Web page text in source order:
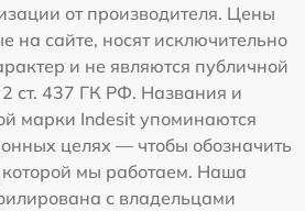
от производителя. Цены
на сайте, носят исключительно
и не являются публичной
ст. 437 ГК РФ. Названия и
марки Indesit упоминаются
целях — чтобы обозначить
которой мы работаем. Наша
с владельцами